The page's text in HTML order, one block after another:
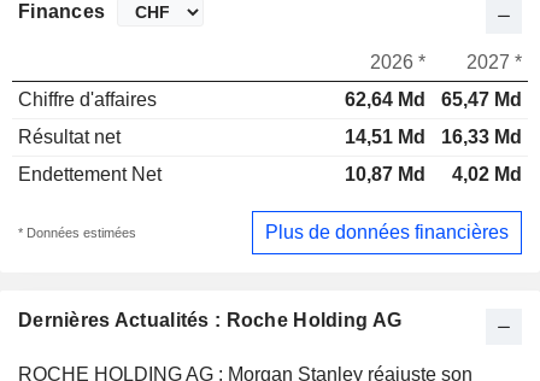
Dernières Actualités : Roche Holding AG
ROCHE HOLDING AG : Morgan Stanley réajuste son
Finances
2026 *
2027 *
Chiffre d'affaires
62,64 Md
65,47 Md
Résultat net
14,51 Md
16,33 Md
Endettement Net
10,87 Md 4,02 Md
* Données estimées Plus de données financières